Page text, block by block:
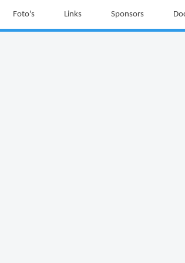
Foto's Links Sponsors